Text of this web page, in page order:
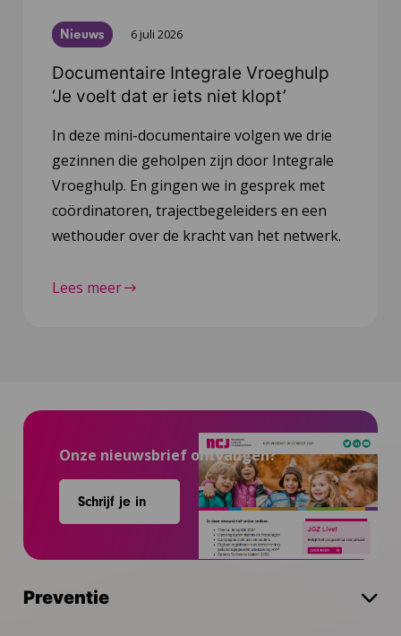
Nieuws 6 juli 2026
Documentaire Integrale Vroeghulp
‘Je voelt dat er iets niet klopt’
In deze mini-documentaire volgen we drie
gezinnen die geholpen zijn door Integrale
Vroeghulp. En gingen we in gesprek met
coördinatoren, trajectbegeleiders en een
wethouder over de kracht van het netwerk.
Lees meer
Onze nieuwsbrief ontvangen?
Schrijf je in
Preventie